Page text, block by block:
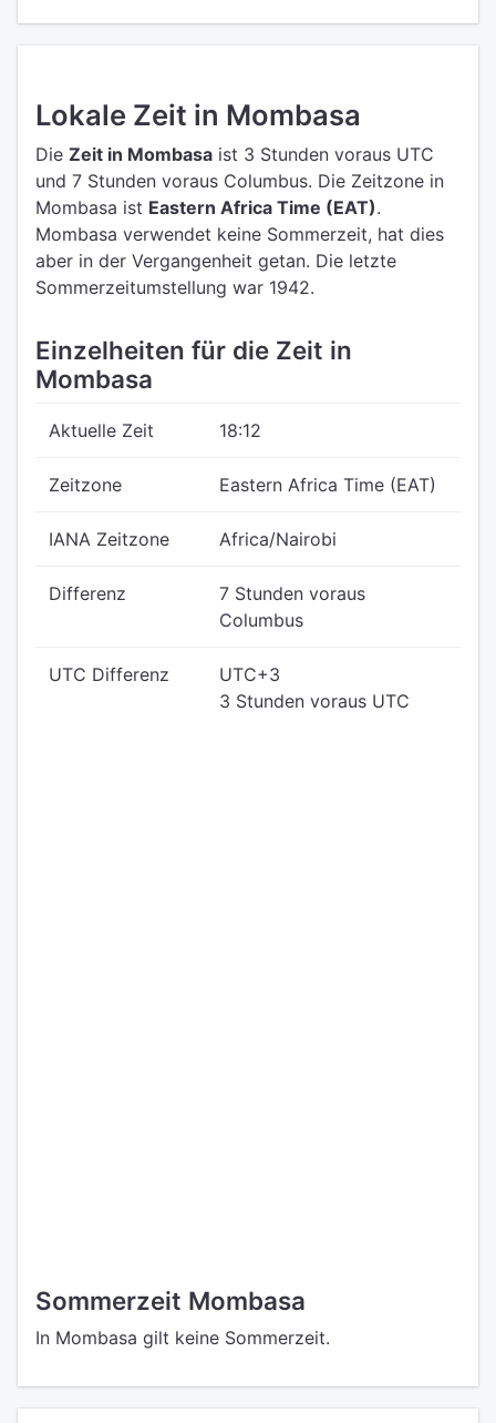
Lokale Zeit in Mombasa
Die Zeit in Mombasa ist 3 Stunden voraus UTC
und 7 Stunden voraus Columbus. Die Zeitzone in
Mombasa ist Eastern Africa Time (EAT).
Mombasa verwendet keine Sommerzeit, hat dies
aber in der Vergangenheit getan. Die letzte
Sommerzeitumstellung war 1942.
Einzelheiten für die Zeit in
Mombasa
Aktuelle Zeit 18:12
Zeitzone Eastern Africa Time (EAT)
IANA Zeitzone Africa/Nairobi
Differenz
7 Stunden voraus
Columbus
UTC Differenz
UTC+3
3 Stunden voraus UTC
Sommerzeit Mombasa
In Mombasa gilt keine Sommerzeit.